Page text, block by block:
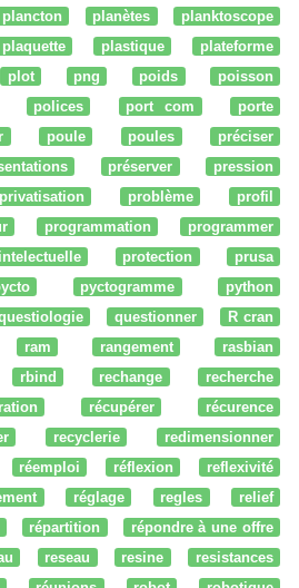
plancton planètes
planktoscope
plaquette plastique
plateforme
plot png poids
poisson
polices port com
porte
poule poules
préciser
préserver
pression
privatisation problème
profil
programmation
programmer
protection
prusa
pyctogramme
python
questionner
R cran
ram rangement
rasbian
rbind rechange
recherche
récupérer
récurence
recyclerie
redimensionner
réemploi réflexion
reflexivité
réglage regles
relief
répartition
répondre à une offre
reseau resine
resistances